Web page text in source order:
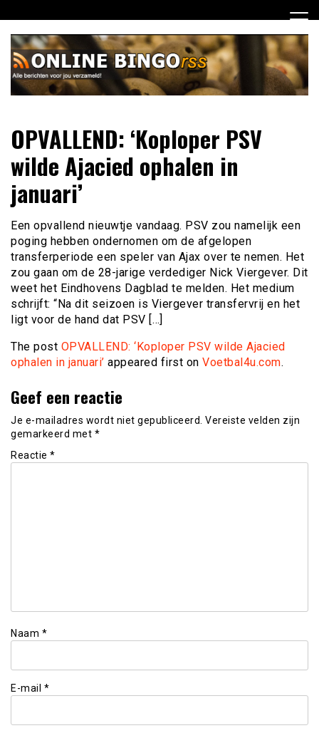
naar
inhoud
Online Bingo RSS
verzameld
OPVALLEND: ‘Koploper PSV
wilde Ajacied ophalen in
januari’
Een opvallend nieuwtje vandaag. PSV zou namelijk een
poging hebben ondernomen om de afgelopen
transferperiode een speler van Ajax over te nemen. Het
zou gaan om de 28-jarige verdediger Nick Viergever. Dit
weet het Eindhovens Dagblad te melden. Het medium
schrijft: “Na dit seizoen is Viergever transfervrij en het
ligt voor de hand dat PSV […]
The post OPVALLEND: ‘Koploper PSV wilde Ajacied
ophalen in januari’ appeared first on Voetbal4u.com.
Geef een reactie
Je e-mailadres wordt niet gepubliceerd. Vereiste velden zijn
gemarkeerd met *
Reactie *
Naam *
E-mail *